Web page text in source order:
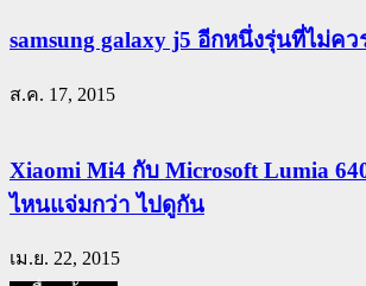
samsung galaxy j5 อีกหนึ่งรุ่นที่ไม่ค
ส.ค. 17, 2015
Xiaomi Mi4 กับ Microsoft Lumia
ไหนแจ่มกว่า ไปดูกัน
เม.ย. 22, 2015